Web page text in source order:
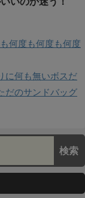
何度も何度も何度
に何も無いボスだ
のサンドバッグ